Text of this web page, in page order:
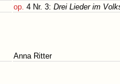
op. 4 Nr. 3: Drei Lieder im
Anna Ritter